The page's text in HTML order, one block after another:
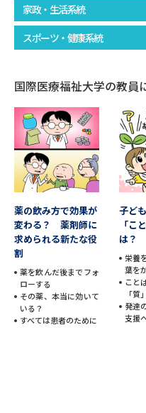
特定商取引表記
家政・生活系統
スポーツ・健康系統
国際医療福祉大学の教員
薬の飲み方で効果が
変わる？ 薬剤師に
求められる新たな役
割
薬を飲んだ後までフォ
ローする
その薬、本当に効いて
いる？
すべては患者のために
子ど
「こ
は？
栄養
葉を
こと
「質」
発達
支援